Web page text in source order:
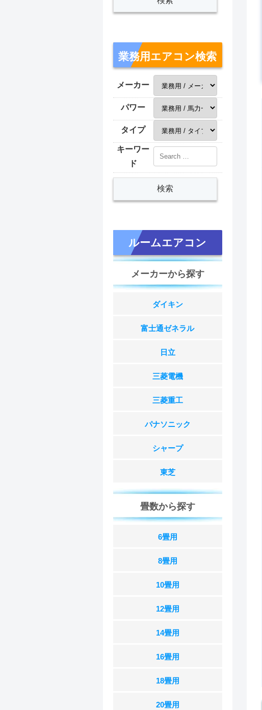
業務用エアコン検索
メーカー
パワー
タイプ
キーワー
ド
ルームエアコン
メーカーから探す
ダイキン
富士通ゼネラル
日立
三菱電機
三菱重工
パナソニック
シャープ
東芝
畳数から探す
6畳用
8畳用
10畳用
12畳用
14畳用
16畳用
18畳用
20畳用